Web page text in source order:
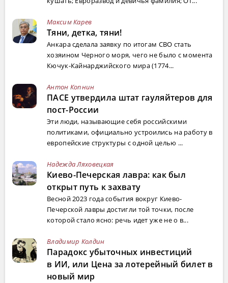
Максим Карев
Тяни, детка, тяни!
Анкара сделала заявку по итогам СВО стать
хозяином Черного моря, чего не было с момента
Кючук-Кайнарджийского мира (1774...
Антон Копнин
ПАСЕ утвердила штат гауляйтеров для
пост-России
Эти люди, называющие себя российскими
политиками, официально устроились на работу в
европейские структуры с одной целью ...
Надежда Ляховецкая
Киево-Печерская лавра: как был
открыт путь к захвату
Весной 2023 года события вокруг Киево-
Печерской лавры достигли той точки, после
которой стало ясно: речь идет уже не о в...
Владимир Колдин
Парадокс убыточных инвестиций
в ИИ, или Цена за лотерейный билет в
новый мир